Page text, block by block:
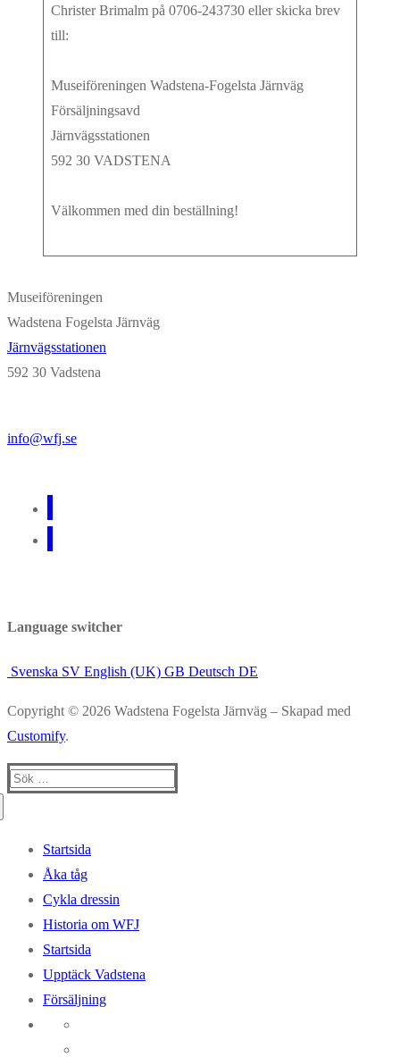
Christer Brimalm på 0706‑243730 eller skicka brev
till:
Museiföreningen Wadstena-Fogelsta Järnväg
Försäljningsavd
Järnvägsstationen
592 30 VADSTENA
Välkommen med din beställning!
Museiföreningen
Wadstena Fogelsta Järnväg
Järnvägsstationen
592 30 Vadstena
info@wfj.se
Language switcher
Svenska SV English (UK) GB Deutsch DE
Copyright © 2026 Wadstena Fogelsta Järnväg – Skapad med
Customify.
Sök:
Startsida
Åka tåg
Cykla dressin
Historia om WFJ
Startsida
Upptäck Vadstena
Försäljning